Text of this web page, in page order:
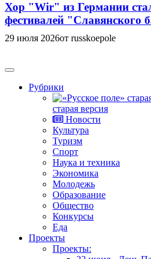
Хор "Wir" из Германии
фестивалей "Славянского
29 июля 2026от russkoepole
Рубрики
старая версия
Новости
Культура
Туризм
Спорт
Наука и техника
Экономика
Молодежь
Образование
Общество
Конкурсы
Еда
Проекты
Проекты: